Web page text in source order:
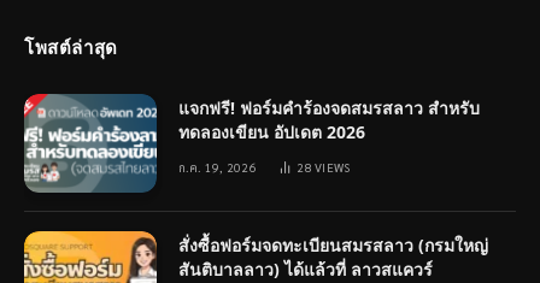
โพสต์ล่าสุด
แจกฟรี! ฟอร์มคำร้องจดสมรสลาว สำหรับ
ทดลองเขียน อัปเดต 2026
ก.ค. 19, 2026 28VIEWS
สั่งซื้อฟอร์มจดทะเบียนสมรสลาว (กรมใหญ่
สันติบาลลาว) ได้แล้วที่ ลาวสแควร์